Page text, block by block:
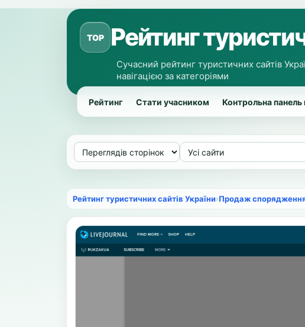
TOP Рейтинг
Сучасний рейтинг туристичних сайтів
навігацією за категоріями
Рейтинг Стати учасником Контрольна панель
Рейтинг туристичних сайтів України›Продаж